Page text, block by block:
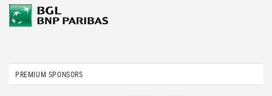
PREMIUM SPONSORS